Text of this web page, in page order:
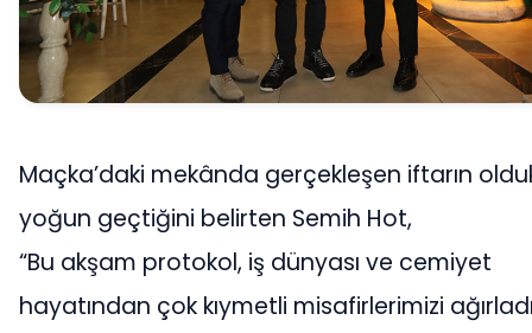
Maçka’daki mekânda gerçekleşen iftarın
yoğun geçtiğini belirten Semih Hot,
“Bu akşam protokol, iş dünyası ve cemiyet
hayatından çok kıymetli misafirlerimizi